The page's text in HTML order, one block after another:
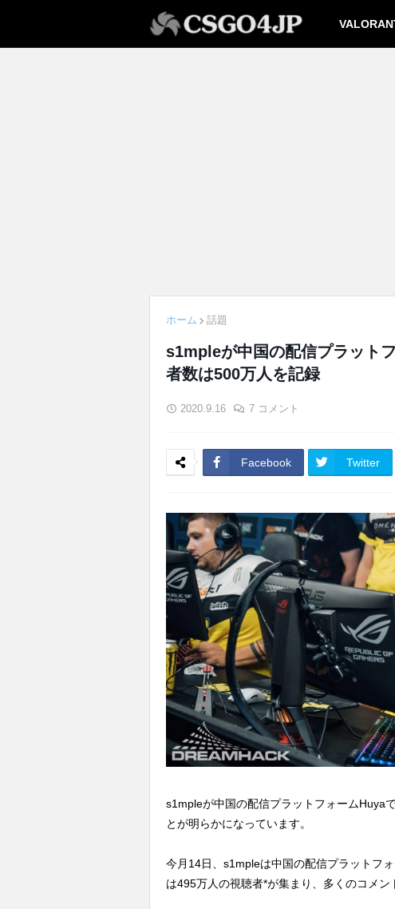
ホーム 話題
s1mpleが中国の配信プラット
者数は500万人を記録
2020.9.16 7 コメント
Facebook Twitter
s1mpleが中国の配信プラットフォームHuya
とが明らかになっています。
今月14日、s1mpleは中国の配信プラットフ
は495万人の視聴者*が集まり、多くのコメン